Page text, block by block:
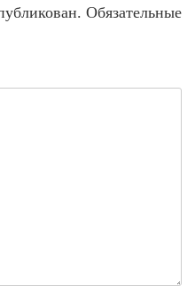
Обязательные